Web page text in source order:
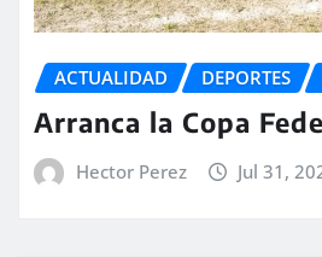
ACTUALIDAD DEPORTES
Arranca la Copa
Hector Perez Jul 31,